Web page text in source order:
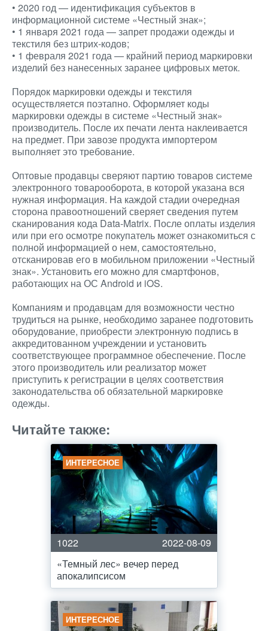
• 2020 год — идентификация субъектов в
информационной системе «Честный знак»;
• 1 января 2021 года — запрет продажи одежды и
текстиля без штрих-кодов;
• 1 февраля 2021 года — крайний период маркировки
изделий без нанесенных заранее цифровых меток.
Порядок маркировки одежды и текстиля
осуществляется поэтапно. Оформляет коды
маркировки одежды в системе «Честный знак»
производитель. После их печати лента наклеивается
на предмет. При завозе продукта импортером
выполняет это требование.
Оптовые продавцы сверяют партию товаров системе
электронного товарооборота, в которой указана вся
нужная информация. На каждой стадии очередная
сторона правоотношений сверяет сведения путем
сканирования кода Data-Matrix. После оплаты изделия
или при его осмотре покупатель может ознакомиться с
полной информацией о нем, самостоятельно,
отсканировав его в мобильном приложении «Честный
знак». Установить его можно для смартфонов,
работающих на ОС Android и iOS.
Компаниям и продавцам для возможности честно
трудиться на рынке, необходимо заранее подготовить
оборудование, приобрести электронную подпись в
аккредитованном учреждении и установить
соответствующее программное обеспечение. После
этого производитель или реализатор может
приступить к регистрации в целях соответствия
законодательства об обязательной маркировке
одежды.
Читайте также:
ИНТЕРЕСНОЕ
1022
2022-08-09
«Темный лес» вечер перед
апокалипсисом
ИНТЕРЕСНОЕ